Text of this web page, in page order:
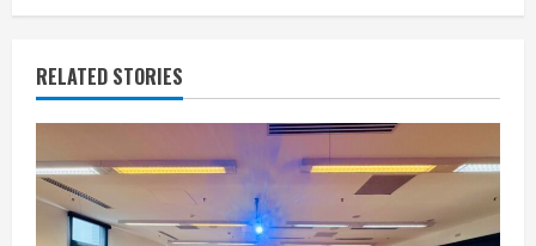
n
u
e
R
e
RELATED STORIES